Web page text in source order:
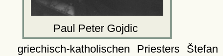
Paul Peter Gojdic
griechisch-katholischen Priesters Štefan